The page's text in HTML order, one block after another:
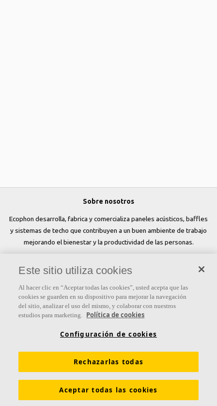
Sobre nosotros
Ecophon desarrolla, fabrica y comercializa paneles acústicos, baffles
y sistemas de techo que contribuyen a un buen ambiente de trabajo
mejorando el bienestar y la productividad de las personas.
Links
Herramientas y servicios Propiedades funcionales
Glosario Sostenibilidad Ventilación Difusa
Este sitio utiliza cookies
Al hacer clic en “Aceptar todas las cookies”, usted acepta que las
cookies se guarden en su dispositivo para mejorar la navegación
del sitio, analizar el uso del mismo, y colaborar con nuestros
estudios para marketing. Política de cookies
Configuración de cookies
Rechazarlas todas
Aceptar todas las cookies